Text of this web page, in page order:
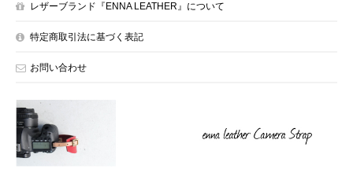
レザーブランド『ENNA LEATHER』について
特定商取引法に基づく表記
お問い合わせ